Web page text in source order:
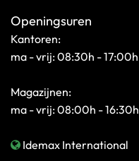
Openingsuren
Kantoren:
ma - vrij: 08:30h - 17:00h
Magazijnen:
ma - vrij: 08:00h - 16:30h
Idemax International